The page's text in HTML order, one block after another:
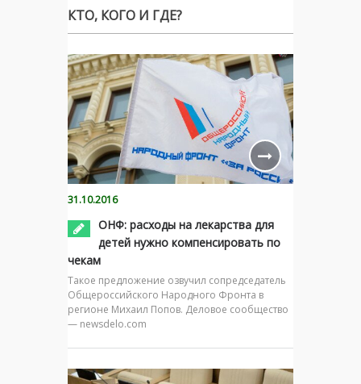
КТО, КОГО И ГДЕ?
31.10.2016
ОНФ: расходы на лекарства для
детей нужно компенсировать по
чекам
Такое предложение озвучил сопредседатель
Общероссийского Народного Фронта в
регионе Михаил Попов. Деловое сообщество
— newsdelo.com